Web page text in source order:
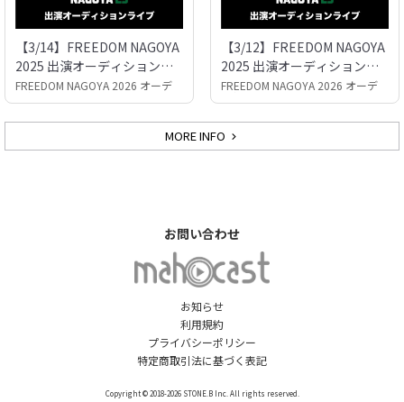
【3/14】FREEDOM NAGOYA
2025 出演オーディションラ
イブ
FREEDOM NAGOYA 2026 オーデ
【3/12】FREEDOM NAGOYA
2025 出演オーディションラ
イブ
FREEDOM NAGOYA 2026 オーデ
MORE INFO
お知らせ
利用規約
プライバシーポリシー
特定商取引法に基づく表記
お問い合わせ
Copyright © 2018-2026 STONE.B Inc. All rights reserved.